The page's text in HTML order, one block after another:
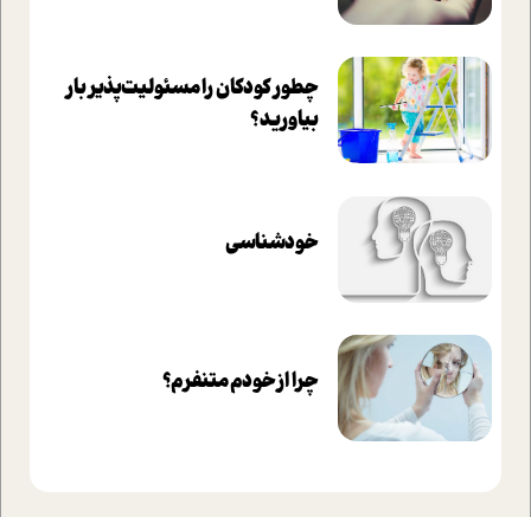
چطور کودکان را مسئولیت‌پذیر بار
بیاورید؟
خودشناسی
چرا از خودم متنفرم؟